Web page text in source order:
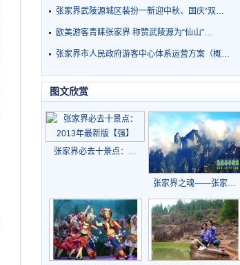
张家界武陵源城区装扮一新迎中秋、国庆“双…
欧美游客青睐张家界 称赞武陵源为“仙山”…
张家界市人民政府游客中心体系运营方案（概…
图文欣赏
张家界必去十景点：…
张家界之魂——张家…